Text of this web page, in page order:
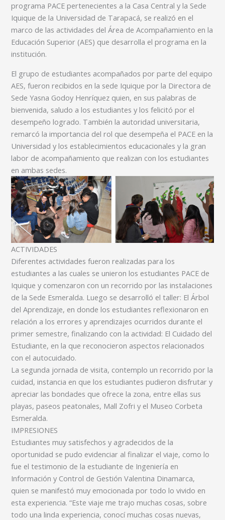
programa PACE pertenecientes a la Casa Central y la Sede
Iquique de la Universidad de Tarapacá, se realizó en el
marco de las actividades del Área de Acompañamiento en la
Educación Superior (AES) que desarrolla el programa en la
institución.
El grupo de estudiantes acompañados por parte del equipo
AES, fueron recibidos en la sede Iquique por la Directora de
Sede Yasna Godoy Henríquez quien, en sus palabras de
bienvenida, saludo a los estudiantes y los felicitó por el
desempeño logrado. También la autoridad universitaria,
remarcó la importancia del rol que desempeña el PACE en la
Universidad y los establecimientos educacionales y la gran
labor de acompañamiento que realizan con los estudiantes
en ambas sedes.
ACTIVIDADES
Diferentes actividades fueron realizadas para los
estudiantes a las cuales se unieron los estudiantes PACE de
Iquique y comenzaron con un recorrido por las instalaciones
de la Sede Esmeralda. Luego se desarrolló el taller: El Árbol
del Aprendizaje, en donde los estudiantes reflexionaron en
relación a los errores y aprendizajes ocurridos durante el
primer semestre, finalizando con la actividad: El Cuidado del
Estudiante, en la que reconocieron aspectos relacionados
con el autocuidado.
La segunda jornada de visita, contemplo un recorrido por la
cuidad, instancia en que los estudiantes pudieron disfrutar y
apreciar las bondades que ofrece la zona, entre ellas sus
playas, paseos peatonales, Mall Zofri y el Museo Corbeta
Esmeralda.
IMPRESIONES
Estudiantes muy satisfechos y agradecidos de la
oportunidad se pudo evidenciar al finalizar el viaje, como lo
fue el testimonio de la estudiante de Ingeniería en
Información y Control de Gestión Valentina Dinamarca,
quien se manifestó muy emocionada por todo lo vivido en
esta experiencia. “Este viaje me trajo muchas cosas, sobre
todo una linda experiencia, conocí muchas cosas nuevas,